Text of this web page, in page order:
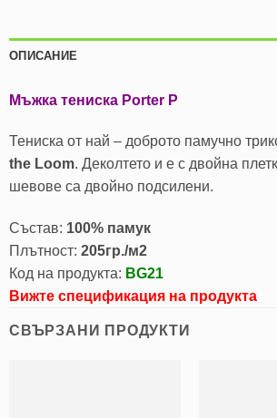
ОПИСАНИЕ
Мъжка тениска Porter P
Тениска от най – доброто памучно
the Loom. Деколтето и е с двойна
шевове са двойно подсилени.
Състав: 100% памук
Плътност: 205гр./м2
Код на продукта: BG21
Вижте спецификация на продукта
СВЪРЗАНИ ПРОДУКТИ